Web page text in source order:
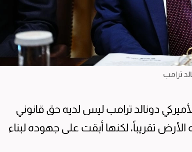
ترامب
دونالد ترامب ليس لديه حق قانوني
تقريباً، لكنها أبقت على جهوده لبناء